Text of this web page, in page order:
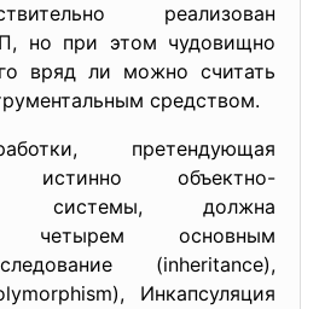
реализован
но при этом чудовищно
вряд ли можно считать
средством.
претендующая
объектно-
системы, должна
четырем основным
(inheritance),
Инкапсуляция